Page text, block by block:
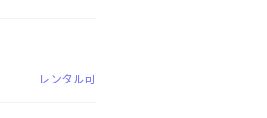
レンタル可